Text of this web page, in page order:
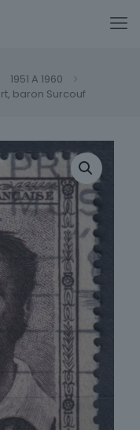
1951 A 1960
baron Surcouf